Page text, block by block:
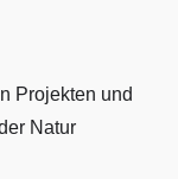
Projekten und
Natur